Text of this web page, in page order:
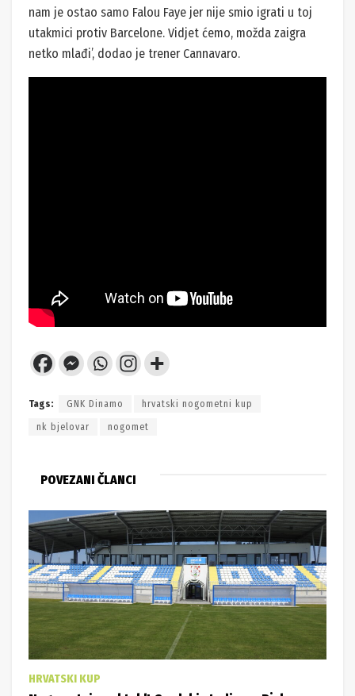
nam je ostao samo Falou Faye jer nije smio igrati u toj
utakmici protiv Barcelone. Vidjet ćemo, možda zaigra
netko mlađi’, dodao je trener Cannavaro.
Tags: GNK Dinamo hrvatski nogometni kup
nk bjelovar nogomet
POVEZANI ČLANCI
HRVATSKI KUP